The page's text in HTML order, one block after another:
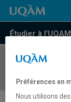
Étudier à l'UQAM
COURS//
Préférences en
Nous utilisons